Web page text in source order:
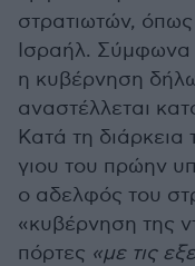
στρατιωτών,
Ισραήλ. Σύμφωνα
η κυβέρνηση
αναστέλλεται
Κατά τη διάρκεια
γιου του πρώην
ο αδελφός του
«κυβέρνηση της
πόρτες «με τις